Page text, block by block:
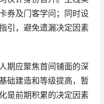
券及门客学问；同时设
引，避免遗漏决定因素
期应聚焦首间铺面的深
础建造和等级提高，暂
是前期积累的决定因素